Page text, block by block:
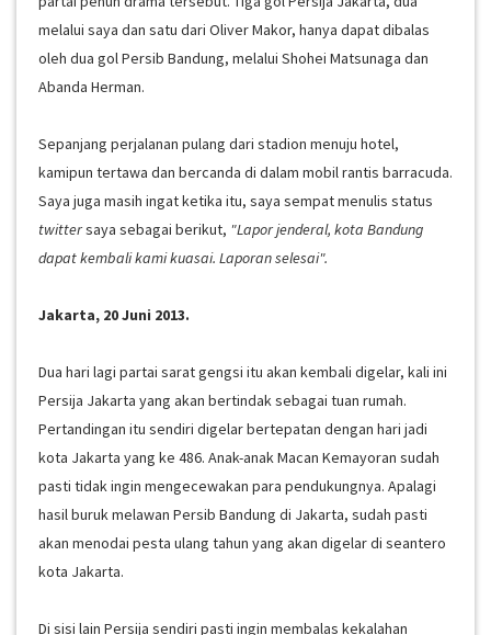
melalui saya dan satu dari Oliver Makor, hanya dapat dibalas
oleh dua gol Persib Bandung, melalui Shohei Matsunaga dan
Abanda Herman.
Sepanjang perjalanan pulang dari stadion menuju hotel,
kamipun tertawa dan bercanda di dalam mobil rantis barracuda.
Saya juga masih ingat ketika itu, saya sempat menulis status
twittersaya sebagai berikut, "Lapor jenderal, kota Bandung
dapat kembali kami kuasai. Laporan selesai".
Jakarta, 20 Juni 2013.
Dua hari lagi partai sarat gengsi itu akan kembali digelar, kali ini
Persija Jakarta yang akan bertindak sebagai tuan rumah.
Pertandingan itu sendiri digelar bertepatan dengan hari jadi
kota Jakarta yang ke 486. Anak-anak Macan Kemayoran sudah
pasti tidak ingin mengecewakan para pendukungnya. Apalagi
hasil buruk melawan Persib Bandung di Jakarta, sudah pasti
akan menodai pesta ulang tahun yang akan digelar di seantero
kota Jakarta.
Di sisi lain Persija sendiri pasti ingin membalas kekalahan